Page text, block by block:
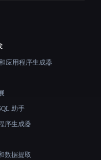
应用程序生成器
助手
序生成器
数据提取